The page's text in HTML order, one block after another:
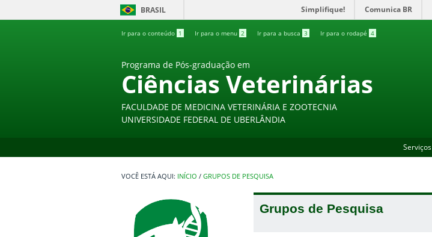
BRASIL Simplifique! Comunica BR
Ir para o conteúdo 1 Ir para o menu 2 Ir para a busca 3 Ir para o rodapé 4
Programa de Pós-graduação em
Ciências Veterinárias
FACULDADE DE MEDICINA VETERINÁRIA E ZOOTECNIA
UNIVERSIDADE FEDERAL DE UBERLÂNDIA
Serviços
INÍCIO / GRUPOS DE PESQUISA
Grupos de Pesquisa